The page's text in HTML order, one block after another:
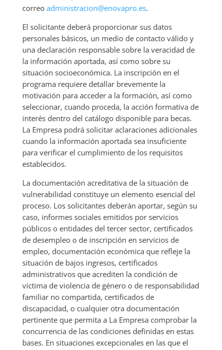
correo administracion@enovapro.es.
El solicitante deberá proporcionar sus datos
personales básicos, un medio de contacto válido y
una declaración responsable sobre la veracidad de
la información aportada, así como sobre su
situación socioeconómica. La inscripción en el
programa requiere detallar brevemente la
motivación para acceder a la formación, así como
seleccionar, cuando proceda, la acción formativa de
interés dentro del catálogo disponible para becas.
La Empresa podrá solicitar aclaraciones adicionales
cuando la información aportada sea insuficiente
para verificar el cumplimiento de los requisitos
establecidos.
La documentación acreditativa de la situación de
vulnerabilidad constituye un elemento esencial del
proceso. Los solicitantes deberán aportar, según su
caso, informes sociales emitidos por servicios
públicos o entidades del tercer sector, certificados
de desempleo o de inscripción en servicios de
empleo, documentación económica que refleje la
situación de bajos ingresos, certificados
administrativos que acrediten la condición de
víctima de violencia de género o de responsabilidad
familiar no compartida, certificados de
discapacidad, o cualquier otra documentación
pertinente que permita a La Empresa comprobar la
concurrencia de las condiciones definidas en estas
bases. En situaciones excepcionales en las que el